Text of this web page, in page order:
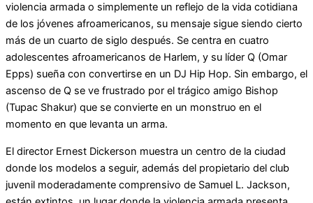
violencia armada o simplemente un reflejo de la vida cotidiana
de los jóvenes afroamericanos, su mensaje sigue siendo cierto
más de un cuarto de siglo después. Se centra en cuatro
adolescentes afroamericanos de Harlem, y su líder Q (Omar
Epps) sueña con convertirse en un DJ Hip Hop. Sin embargo, el
ascenso de Q se ve frustrado por el trágico amigo Bishop
(Tupac Shakur) que se convierte en un monstruo en el
momento en que levanta un arma.
El director Ernest Dickerson muestra un centro de la ciudad
donde los modelos a seguir, además del propietario del club
juvenil moderadamente comprensivo de Samuel L. Jackson,